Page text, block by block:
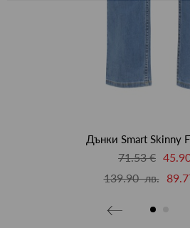
Дънки Smart Skinny
71.53 €
139.90 лв.